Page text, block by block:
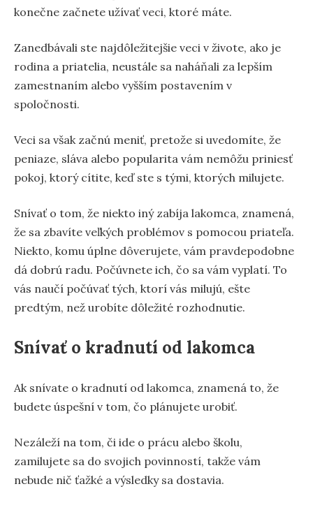
konečne začnete užívať veci, ktoré máte.
Zanedbávali ste najdôležitejšie veci v živote, ako je
rodina a priatelia, neustále sa naháňali za lepším
zamestnaním alebo vyšším postavením v
spoločnosti.
Veci sa však začnú meniť, pretože si uvedomíte, že
peniaze, sláva alebo popularita vám nemôžu priniesť
pokoj, ktorý cítite, keď ste s tými, ktorých milujete.
Snívať o tom, že niekto iný zabíja lakomca, znamená,
že sa zbavíte veľkých problémov s pomocou priateľa.
Niekto, komu úplne dôverujete, vám pravdepodobne
dá dobrú radu. Počúvnete ich, čo sa vám vyplatí. To
vás naučí počúvať tých, ktorí vás milujú, ešte
predtým, než urobíte dôležité rozhodnutie.
Snívať o kradnutí od lakomca
Ak snívate o kradnutí od lakomca, znamená to, že
budete úspešní v tom, čo plánujete urobiť.
Nezáleží na tom, či ide o prácu alebo školu,
zamilujete sa do svojich povinností, takže vám
nebude nič ťažké a výsledky sa dostavia.